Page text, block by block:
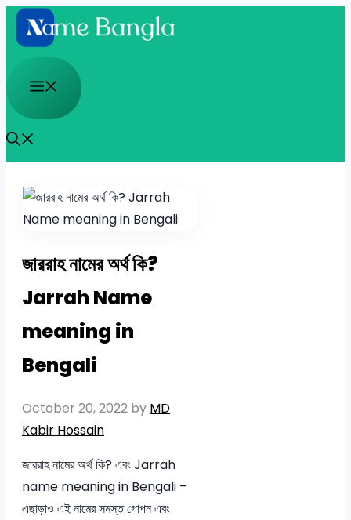
Skip
to
content
Menu
জাররাহ নামের অর্থ কি?
Jarrah Name
meaning in
Bengali
October 20, 2022 by MD
Kabir Hossain
জাররাহ নামের অর্থ কি? এবং Jarrah
name meaning in Bengali –
এছাড়াও এই নামের সমস্ত গোপন এবং